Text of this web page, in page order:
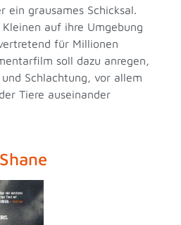
ein grausames Schicksal.
auf ihre Umgebung
für Millionen
soll dazu anregen,
Schlachtung, vor allem
Tiere auseinander
Shane